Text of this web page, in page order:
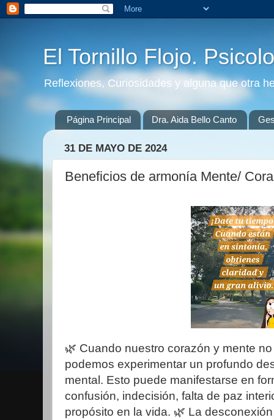
El Tornillo Flojo.
Reflexiones, Curiosidades y alguna que otra
Página Principal Dra. Aida Bello Canto
31 DE MAYO DE 2024
Beneficios de armonía Mente/
🌿 Cuando nuestro corazón y mente
podemos experimentar un profundo
mental. Esto puede manifestarse en
confusión, indecisión, falta de paz
propósito en la vida. 🌿 La